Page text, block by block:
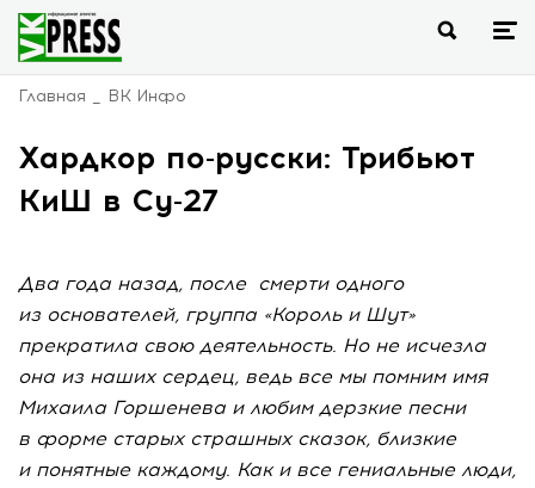
Главная ВК Инфо
Хардкор по-русски: Трибьют
КиШ в Су-27
Два года назад, после смерти одного
из основателей, группа «Король и Шут»
прекратила свою деятельность. Но не исчезла
она из наших сердец, ведь все мы помним имя
Михаила Горшенева и любим дерзкие песни
в форме старых страшных сказок, близкие
и понятные каждому. Как и все гениальные люди,